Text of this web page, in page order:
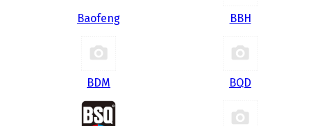
Baofeng BBH
BDM BQD